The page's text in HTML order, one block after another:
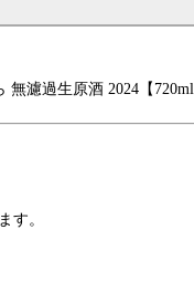
無濾過生原酒 2024【
す。